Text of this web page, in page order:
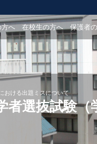
方へ 在校生の方へ 保護者
おける出題ミスについて
者選抜試験